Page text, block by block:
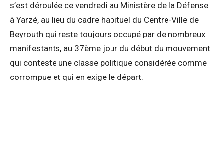
s’est déroulée ce vendredi au Ministère de la Défense
à Yarzé, au lieu du cadre habituel du Centre-Ville de
Beyrouth qui reste toujours occupé par de nombreux
manifestants, au 37ème jour du début du mouvement
qui conteste une classe politique considérée comme
corrompue et qui en exige le départ.